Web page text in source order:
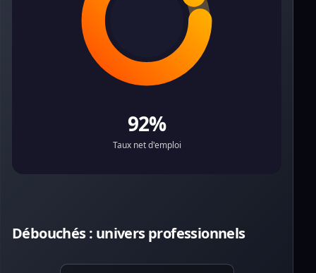
92%
Taux net d'emploi
Débouchés : univers professionnels